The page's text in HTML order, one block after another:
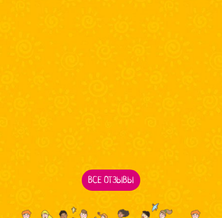
ВСЕ ОТЗЫВЫ